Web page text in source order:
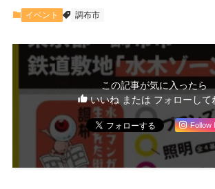
イベント 調布市
この記事が気に入ったら
いいね または フォローして
Follow